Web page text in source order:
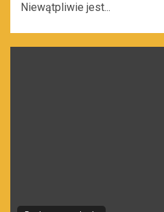
Niewątpliwie jest...